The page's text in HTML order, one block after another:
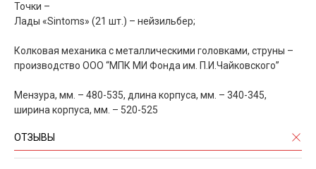
Точки –
Лады «Sintoms» (21 шт.) – нейзильбер;
Колковая механика с металлическими головками, струны –
производство ООО “МПК МИ Фонда им. П.И.Чайковского”
Мензура, мм. – 480-535, длина корпуса, мм. – 340-345,
ширина корпуса, мм. – 520-525
ОТЗЫВЫ